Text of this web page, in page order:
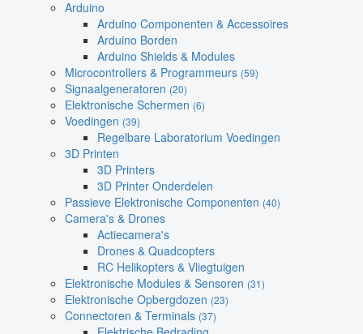
Arduino
Arduino Componenten & Accessoires
Arduino Borden
Arduino Shields & Modules
Microcontrollers & Programmeurs (59)
Signaalgeneratoren (20)
Elektronische Schermen (6)
Voedingen (39)
Regelbare Laboratorium Voedingen
3D Printen
3D Printers
3D Printer Onderdelen
Passieve Elektronische Componenten (40)
Camera's & Drones
Actiecamera's
Drones & Quadcopters
RC Helikopters & Vliegtuigen
Elektronische Modules & Sensoren (31)
Elektronische Opbergdozen (23)
Connectoren & Terminals (37)